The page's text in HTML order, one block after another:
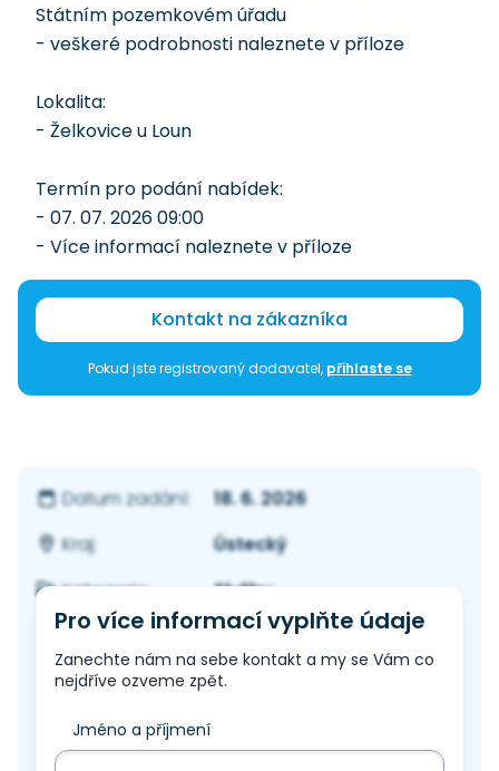
Státním pozemkovém úřadu
- veškeré podrobnosti naleznete v příloze
Lokalita:
- Želkovice u Loun
Termín pro podání nabídek:
- 07. 07. 2026 09:00
- Více informací naleznete v příloze
Kontakt na zákazníka
Pokud jste registrovaný dodavatel, přihlaste se
Datum zadání:
18. 6. 2026
Kraj:
Ústecký
Kategorie:
Služby
Pro více informací vyplňte údaje
Zanechte nám na sebe kontakt a my se Vám co
nejdříve ozveme zpět.
Jméno a příjmení